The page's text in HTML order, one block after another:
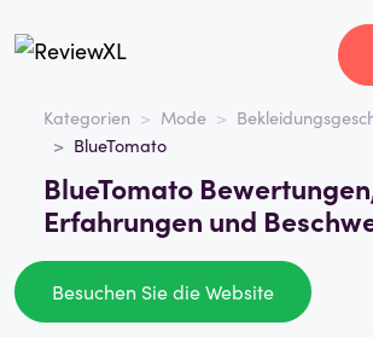
Kategorien Mode
BlueTomato
BlueTomato
Erfahrungen und
Besuchen Sie die Website